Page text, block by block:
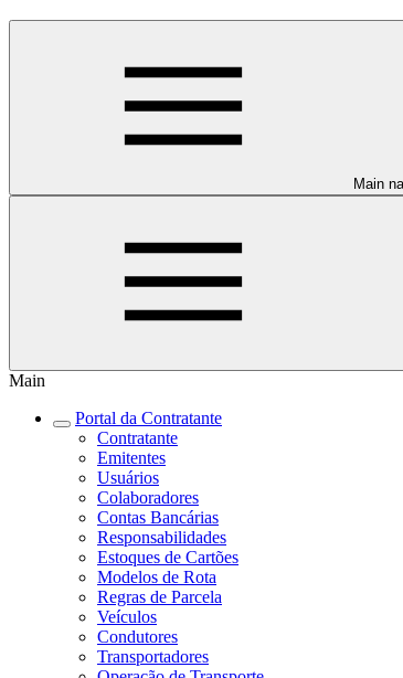
Main
Main
Portal da Contratante
Contratante
Emitentes
Usuários
Colaboradores
Contas Bancárias
Responsabilidades
Estoques de Cartões
Modelos de Rota
Regras de Parcela
Veículos
Condutores
Transportadores